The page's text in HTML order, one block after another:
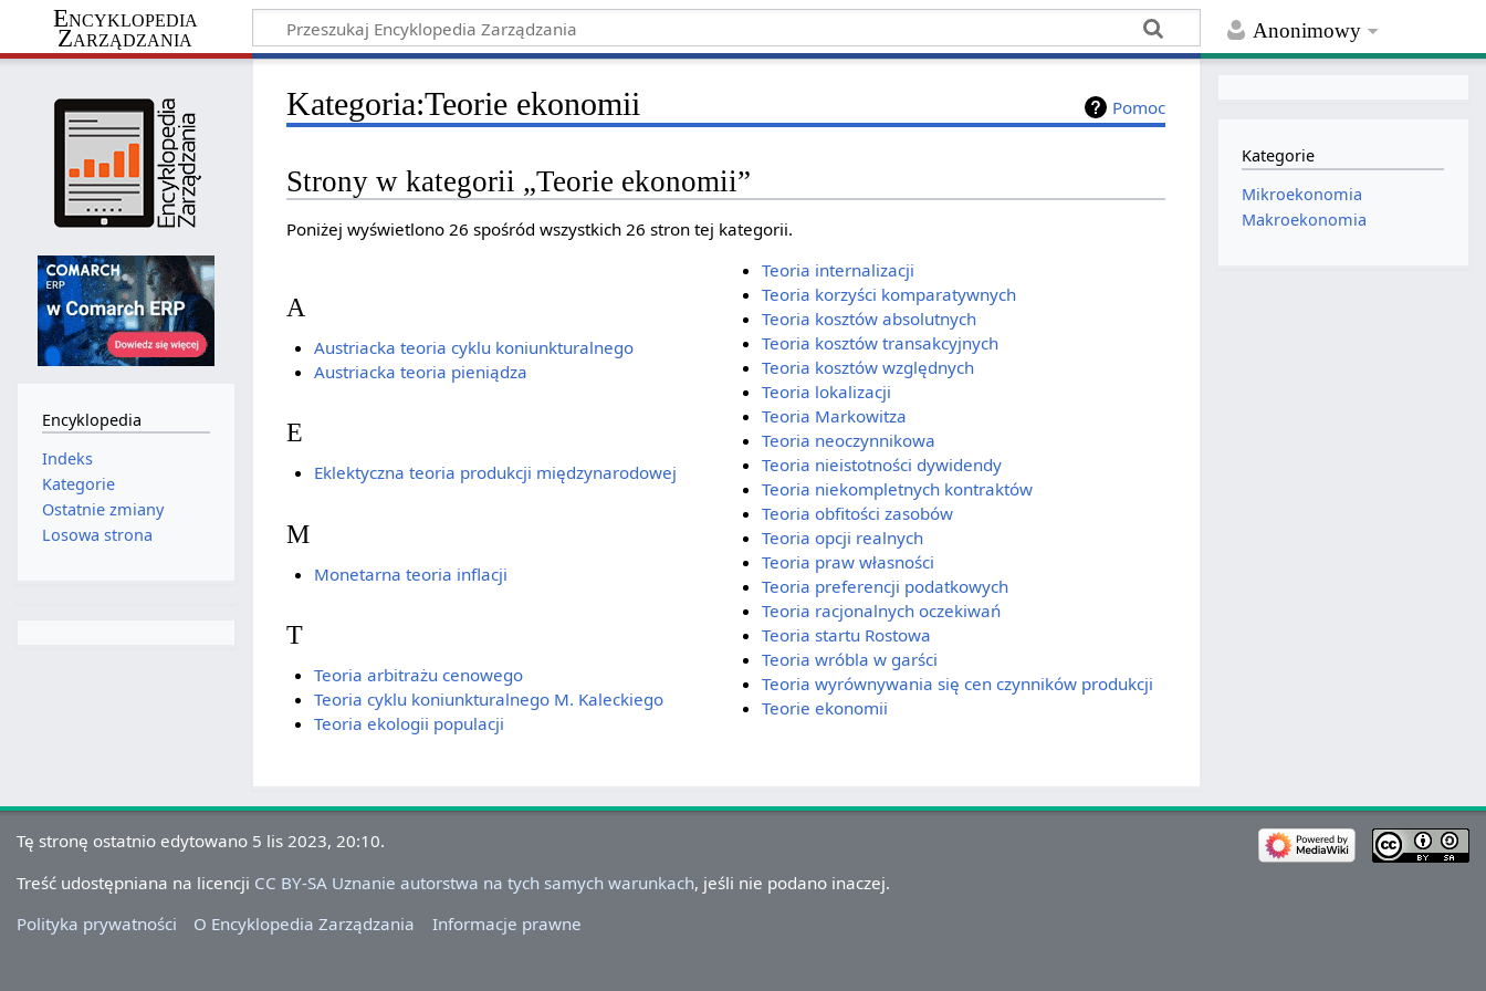
Anonimowy
Encyklopedia
Zarządzania
Pomoc
Kategoria:Teorie ekonomii
Strony w kategorii „Teorie ekonomii”
Poniżej wyświetlono 26 spośród wszystkich 26 stron tej kategorii.
A
Austriacka teoria cyklu koniunkturalnego
Austriacka teoria pieniądza
E
Eklektyczna teoria produkcji międzynarodowej
M
Monetarna teoria inflacji
T
Teoria arbitrażu cenowego
Teoria cyklu koniunkturalnego M. Kaleckiego
Teoria ekologii populacji
Teoria internalizacji
Teoria korzyści komparatywnych
Teoria kosztów absolutnych
Teoria kosztów transakcyjnych
Teoria kosztów względnych
Teoria lokalizacji
Teoria Markowitza
Teoria neoczynnikowa
Teoria nieistotności dywidendy
Teoria niekompletnych kontraktów
Teoria obfitości zasobów
Teoria opcji realnych
Teoria praw własności
Teoria preferencji podatkowych
Teoria racjonalnych oczekiwań
Teoria startu Rostowa
Teoria wróbla w garści
Teoria wyrównywania się cen czynników produkcji
Teorie ekonomii
Encyklopedia
Indeks
Kategorie
Ostatnie zmiany
Losowa strona
Kategorie
Mikroekonomia
Makroekonomia
Tę stronę ostatnio edytowano 5 lis 2023, 20:10.
Treść udostępniana na licencji CC BY-SA Uznanie autorstwa na tych samych warunkach, jeśli nie podano inaczej.
Polityka prywatności
O Encyklopedia Zarządzania Informacje prawne